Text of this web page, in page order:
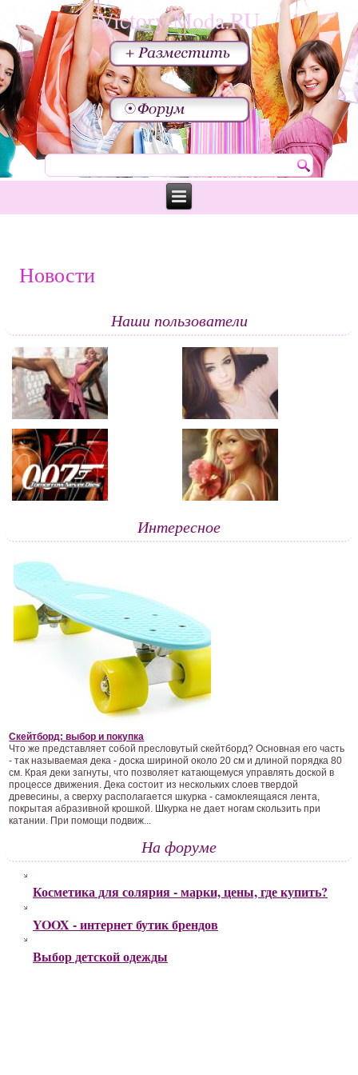
Victory-Moda.RU
Новости
Наши пользователи
Интересное
Скейтборд: выбор и покупка
Что же представляет собой пресловутый скейтборд? Основная его часть
- так называемая дека - доска шириной около 20 см и длиной порядка 80
см. Края деки загнуты, что позволяет катающемуся управлять доской в
процессе движения. Дека состоит из нескольких слоев твердой
древесины, а сверху располагается шкурка - самоклеящаяся лента,
покрытая абразивной крошкой. Шкурка не дает ногам скользить при
катании. При помощи подвиж...
На форуме
Косметика для солярия - марки, цены, где купить?
YOOX - интернет бутик брендов
Выбор детской одежды